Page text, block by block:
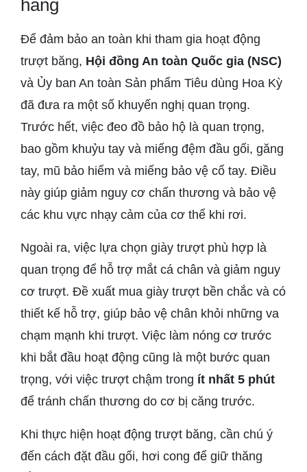
hàng
Để đảm bảo an toàn khi tham gia hoạt động
trượt băng, Hội đồng An toàn Quốc gia (NSC)
và Ủy ban An toàn Sản phẩm Tiêu dùng Hoa Kỳ
đã đưa ra một số khuyến nghị quan trọng.
Trước hết, việc đeo đồ bảo hộ là quan trọng,
bao gồm khuỷu tay và miếng đệm đầu gối, găng
tay, mũ bảo hiểm và miếng bảo vệ cổ tay. Điều
này giúp giảm nguy cơ chấn thương và bảo vệ
các khu vực nhạy cảm của cơ thể khi rơi.
Ngoài ra, việc lựa chọn giày trượt phù hợp là
quan trọng để hỗ trợ mắt cá chân và giảm nguy
cơ trượt. Đề xuất mua giày trượt bền chắc và có
thiết kế hỗ trợ, giúp bảo vệ chân khỏi những va
chạm mạnh khi trượt. Việc làm nóng cơ trước
khi bắt đầu hoạt động cũng là một bước quan
trọng, với việc trượt chậm trong ít nhất 5 phút
để tránh chấn thương do cơ bị căng trước.
Khi thực hiện hoạt động trượt băng, cần chú ý
đến cách đặt đầu gối, hơi cong để giữ thăng